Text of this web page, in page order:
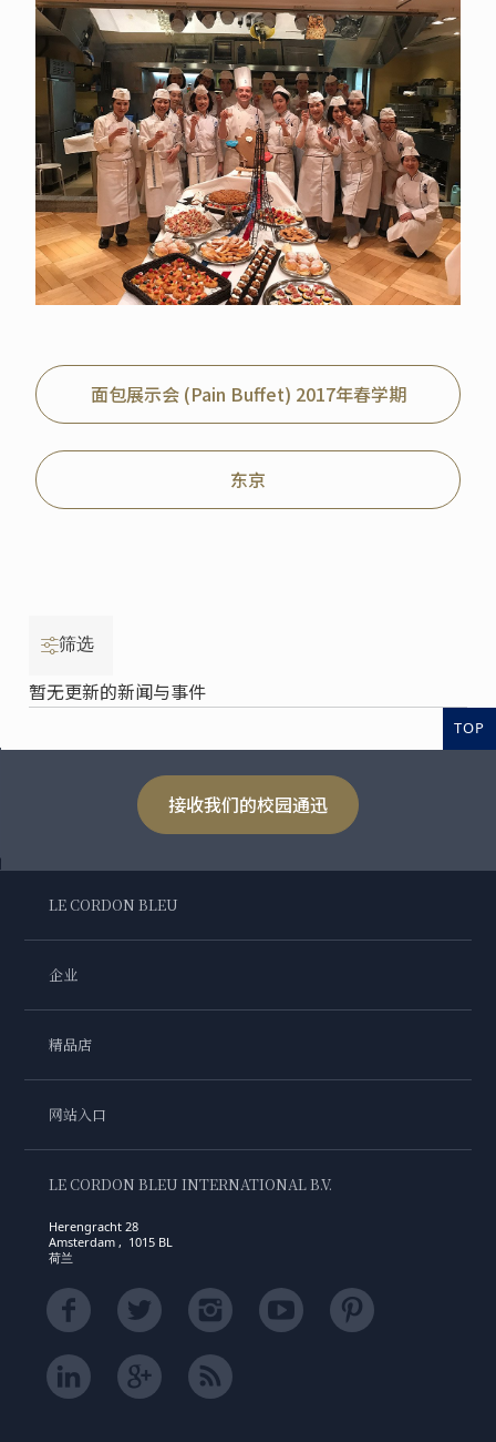
面包展示会 (Pain Buffet) 2017年春学期
东京
筛选
暂无更新的新闻与事件
TOP
接收我们的校园通迅
LE CORDON BLEU
企业
精品店
网站入口
LE CORDON BLEU INTERNATIONAL B.V.
Herengracht 28
Amsterdam , 1015 BL
荷兰